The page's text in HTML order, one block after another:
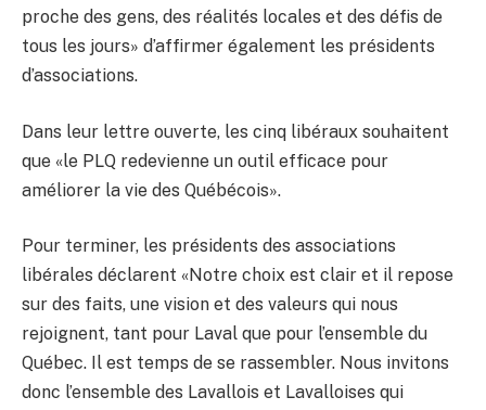
proche des gens, des réalités locales et des défis de
tous les jours» d’affirmer également les présidents
d’associations.
Dans leur lettre ouverte, les cinq libéraux souhaitent
que «le PLQ redevienne un outil efficace pour
améliorer la vie des Québécois».
Pour terminer, les présidents des associations
libérales déclarent «Notre choix est clair et il repose
sur des faits, une vision et des valeurs qui nous
rejoignent, tant pour Laval que pour l’ensemble du
Québec. Il est temps de se rassembler. Nous invitons
donc l’ensemble des Lavallois et Lavalloises qui